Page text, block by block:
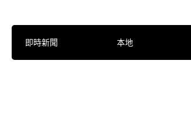
即時新聞 本地